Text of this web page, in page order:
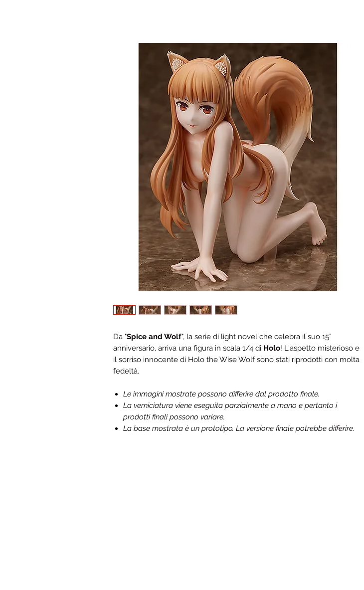
Da "Spice and Wolf", la serie di light novel che celebra il suo 15°
anniversario, arriva una figura in scala 1/4 di Holo! L'aspetto misterioso e
il sorriso innocente di Holo the Wise Wolf sono stati riprodotti con molta
fedeltà.
Le immagini mostrate possono differire dal prodotto finale.
La verniciatura viene eseguita parzialmente a mano e pertanto i
prodotti finali possono variare.
La base mostrata è un prototipo. La versione finale potrebbe differire.